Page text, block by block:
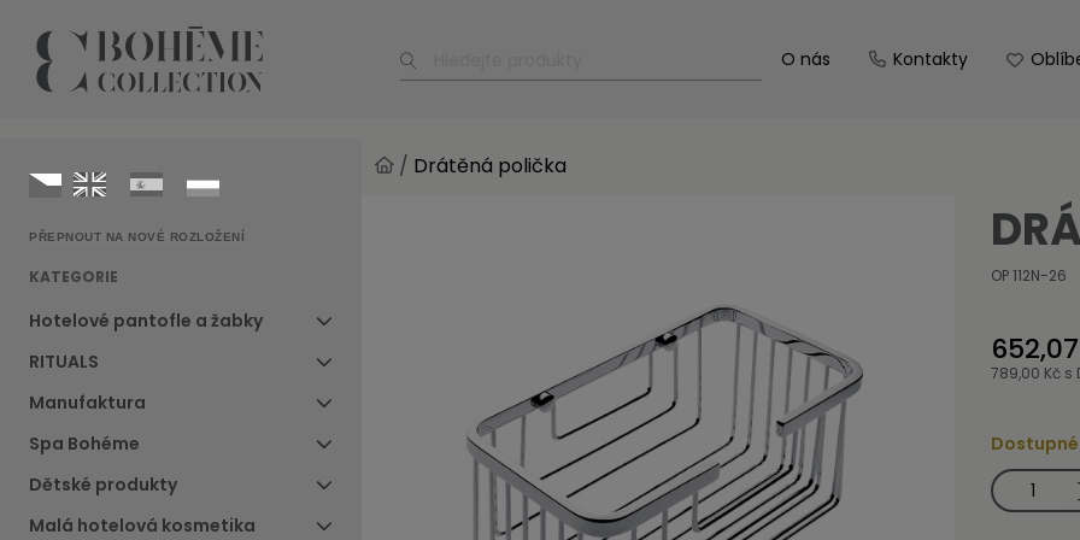
O nás Kontakty
PŘEPNOUT NA NOVÉ ROZLOŽENÍ
KATEGORIE
Hotelové pantofle a žabky
RITUALS
Manufaktura
Spa Bohéme
Dětské produkty
Malá hotelová kosmetika
/ Drátěná polička
OP 112N-26
789,00 Kč s
Drátěná
polička
množství